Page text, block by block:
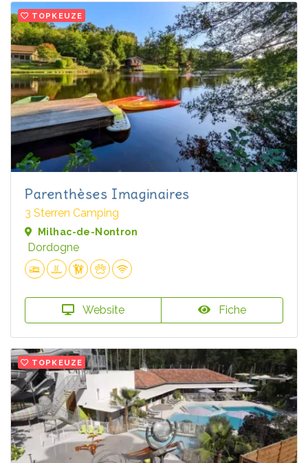
TOPKEUZE
Parenthèses Imaginaires
3 Sterren Camping
Milhac-de-Nontron
Dordogne
Website Fiche
TOPKEUZE